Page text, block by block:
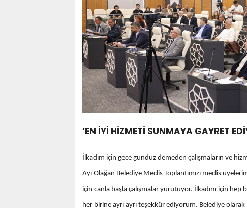
‘EN İYİ HİZMETİ SUNMAYA GAYRET
İlkadım için gece gündüz demeden çalışmaların ve
Ayı Olağan Belediye Meclis Toplantımızı meclis
için canla başla çalışmalar yürütüyor. İlkadım için hep
her birine ayrı ayrı teşekkür ediyorum. Belediye